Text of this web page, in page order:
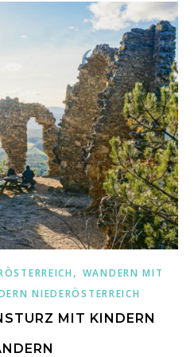
, WANDERN MIT
NIEDERÖSTERREICH
MIT KINDERN